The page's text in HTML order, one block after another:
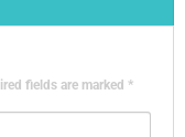
fields are marked *